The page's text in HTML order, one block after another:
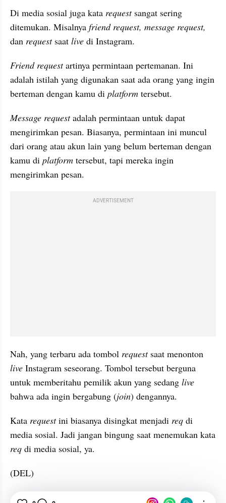
Di media sosial juga kata request sangat sering
ditemukan. Misalnya friend request, message request,
dan request saat live di Instagram.
Friend request artinya permintaan pertemanan. Ini
adalah istilah yang digunakan saat ada orang yang ingin
berteman dengan kamu di platform tersebut.
Message request adalah permintaan untuk dapat
mengirimkan pesan. Biasanya, permintaan ini muncul
dari orang atau akun lain yang belum berteman dengan
kamu di platform tersebut, tapi mereka ingin
mengirimkan pesan.
ADVERTISEMENT
Nah, yang terbaru ada tombol request
live Instagram seseorang. Tombol tersebut berguna
untuk memberitahu pemilik akun yang sedang live
bahwa ada ingin bergabung (join) dengannya.
Kata request ini biasanya disingkat menjadi req di
req di media sosial, ya.
(DEL)